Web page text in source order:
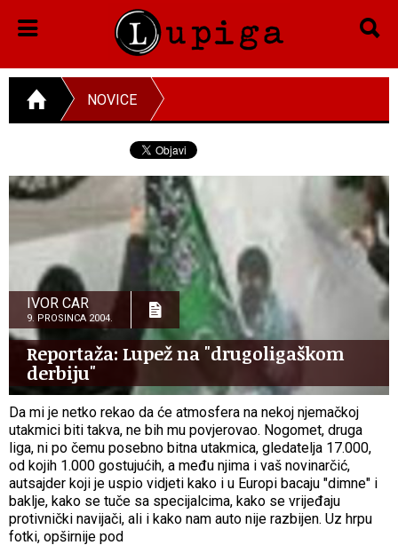
NOVICE
IVOR CAR
9. PROSINCA 2004.
Reportaža: Lupež na "drugoligaškom
derbiju"
Da mi je netko rekao da će atmosfera na nekoj njemačkoj
utakmici biti takva, ne bih mu povjerovao. Nogomet, druga
liga, ni po čemu posebno bitna utakmica, gledatelja 17.000,
od kojih 1.000 gostujućih, a među njima i vaš novinarčić,
autsajder koji je uspio vidjeti kako i u Europi bacaju "dimne" i
baklje, kako se tuče sa specijalcima, kako se vrijeđaju
protivnički navijači, ali i kako nam auto nije razbijen. Uz hrpu
fotki, opširnije pod